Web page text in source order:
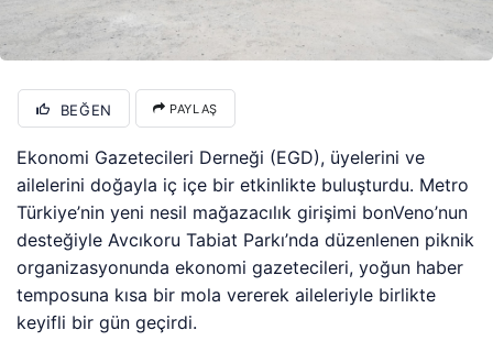
BEĞEN PAYLAŞ
Ekonomi Gazetecileri Derneği (EGD), üyelerini ve
ailelerini doğayla iç içe bir etkinlikte buluşturdu. Metro
Türkiye’nin yeni nesil mağazacılık girişimi bonVeno’nun
desteğiyle Avcıkoru Tabiat Parkı’nda düzenlenen piknik
organizasyonunda ekonomi gazetecileri, yoğun haber
temposuna kısa bir mola vererek aileleriyle birlikte
keyifli bir gün geçirdi.